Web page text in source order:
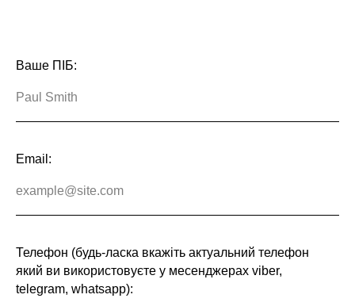
Ваше ПІБ:
Email:
Телефон (будь-ласка вкажіть актуальний телефон
який ви використовуєте у месенджерах viber,
telegram, whatsapp):